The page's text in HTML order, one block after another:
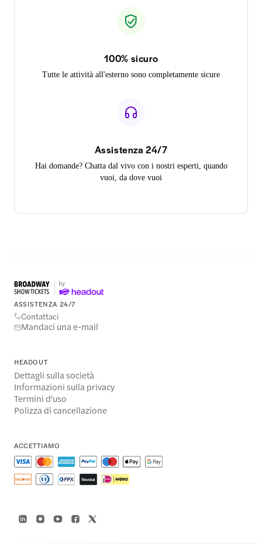
100% sicuro
Tutte le attività all'esterno sono completamente sicure
Assistenza 24/7
Hai domande? Chatta dal vivo con i nostri esperti, quando
vuoi, da dove vuoi
ASSISTENZA 24/7
Contattaci
Mandaci una e-mail
HEADOUT
Dettagli sulla società
Informazioni sulla privacy
Termini d'uso
Polizza di cancellazione
ACCETTIAMO